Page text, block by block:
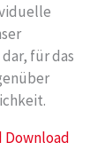
für das
Download